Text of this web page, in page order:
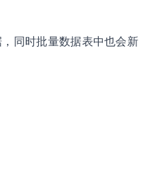
同时批量数据表中也会新